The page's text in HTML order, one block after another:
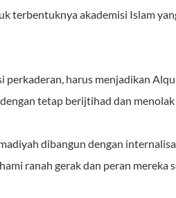
terbentuknya akademisi Islam
harus menjadikan
tetap berijtihad dan
dibangun dengan
ranah gerak dan peran mereka